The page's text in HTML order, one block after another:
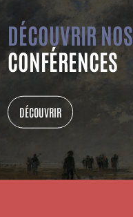
DÉCOUVRIR NOS
CONFÉRENCES
DÉCOUVRIR